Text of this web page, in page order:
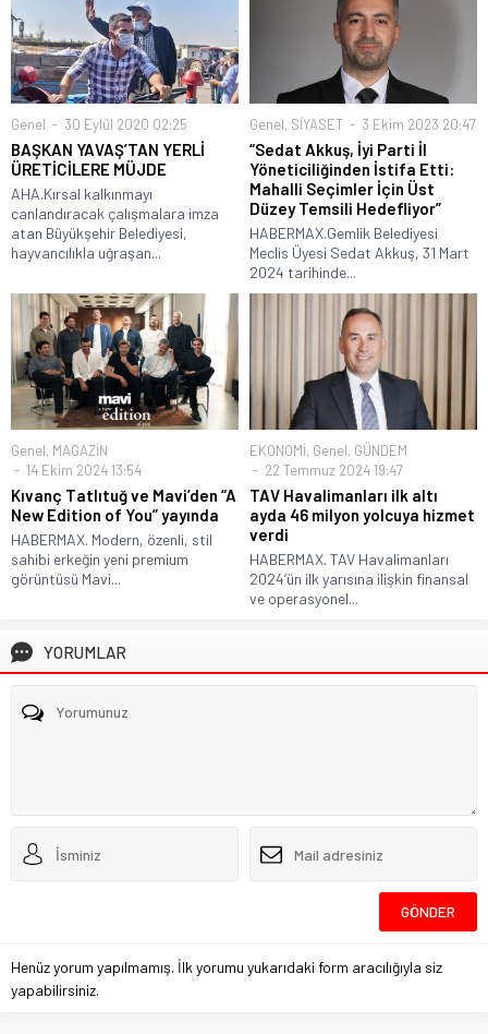
Genel 30 Eylül 2020 02:25
BAŞKAN YAVAŞ’TAN YERLİ
ÜRETİCİLERE MÜJDE
AHA.Kırsal kalkınmayı
canlandıracak çalışmalara imza
atan Büyükşehir Belediyesi,
hayvancılıkla uğraşan...
Genel, SİYASET 3 Ekim 2023 20:47
“Sedat Akkuş, İyi Parti İl
Yöneticiliğinden İstifa Etti:
Mahalli Seçimler İçin Üst
Düzey Temsili Hedefliyor”
HABERMAX.Gemlik Belediyesi
Meclis Üyesi Sedat Akkuş, 31 Mart
2024 tarihinde...
Genel, MAGAZİN
14 Ekim 2024 13:54
Kıvanç Tatlıtuğ ve Mavi’den “A
New Edition of You” yayında
HABERMAX. Modern, özenli, stil
sahibi erkeğin yeni premium
görüntüsü Mavi...
EKONOMİ, Genel, GÜNDEM
22 Temmuz 2024 19:47
TAV Havalimanları ilk altı
ayda 46 milyon yolcuya hizmet
verdi
HABERMAX. TAV Havalimanları
2024’ün ilk yarısına ilişkin finansal
ve operasyonel...
YORUMLAR
Henüz yorum yapılmamış. İlk yorumu yukarıdaki form aracılığıyla siz
yapabilirsiniz.